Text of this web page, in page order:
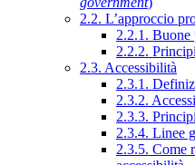
2.2. L’approccio
2.2.1. Buone
2.2.2. Principi
2.3. Accessibilità
2.3.1.
2.3.2.
2.3.3.
2.3.4. Linee
2.3.5. Come